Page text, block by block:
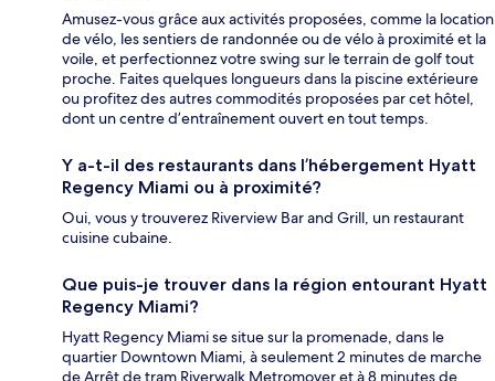
Amusez-vous grâce aux activités proposées, comme la location
de vélo, les sentiers de randonnée ou de vélo à proximité et la
voile, et perfectionnez votre swing sur le terrain de golf tout
proche. Faites quelques longueurs dans la piscine extérieure
ou profitez des autres commodités proposées par cet hôtel,
dont un centre d’entraînement ouvert en tout temps.
Y a-t-il des restaurants dans l’hébergement Hyatt
Regency Miami ou à proximité?
Oui, vous y trouverez Riverview Bar and Grill, un restaurant
cuisine cubaine.
Que puis-je trouver dans la région entourant Hyatt
Regency Miami?
Hyatt Regency Miami se situe sur la promenade, dans le
quartier Downtown Miami, à seulement 2 minutes de marche
de Arrêt de tram Riverwalk Metromover et à 8 minutes de